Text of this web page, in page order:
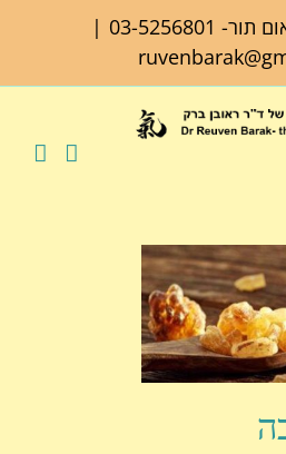
תור- 03-5256801
|